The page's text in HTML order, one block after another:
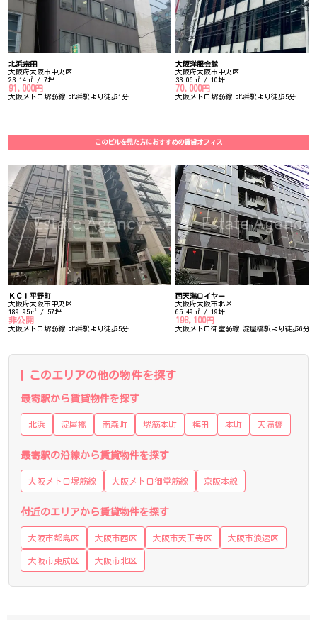
北浜宗田
大阪府大阪市中央区
23.14㎡ / 7坪
91,000円
大阪メトロ堺筋線 北浜駅より徒歩1分
大阪洋服会館
大阪府大阪市中央区
33.06㎡ / 10坪
70,000円
大阪メトロ堺筋線 北浜駅より徒歩5分
このビルを見た方におすすめの賃貸オフィス
ＫＣＩ平野町
大阪府大阪市中央区
189.95㎡ / 57坪
非公開
大阪メトロ堺筋線 北浜駅より徒歩5分
西天満ロイヤー
大阪府大阪市北区
65.49㎡ / 19坪
198,100円
大阪メトロ御堂筋線 淀屋橋駅より徒歩6分
このエリアの他の物件を探す
最寄駅から賃貸物件を探す
北浜 淀屋橋 南森町 堺筋本町 梅田 本町 天満橋
最寄駅の沿線から賃貸物件を探す
大阪メトロ堺筋線 大阪メトロ御堂筋線 京阪本線
付近のエリアから賃貸物件を探す
大阪市都島区 大阪市西区 大阪市天王寺区 大阪市浪速区
大阪市東成区 大阪市北区